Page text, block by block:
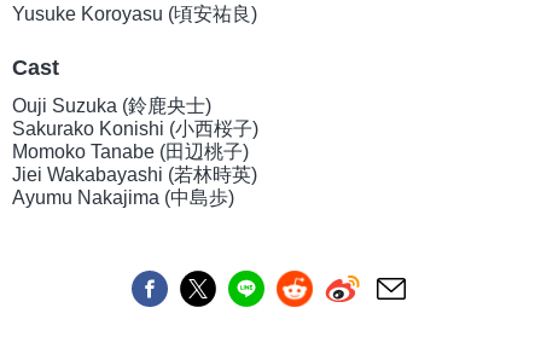
Yusuke Koroyasu (頃安祐良)
Cast
Ouji Suzuka (鈴鹿央士)
Sakurako Konishi (小西桜子)
Momoko Tanabe (田辺桃子)
Jiei Wakabayashi (若林時英)
Ayumu Nakajima (中島歩)